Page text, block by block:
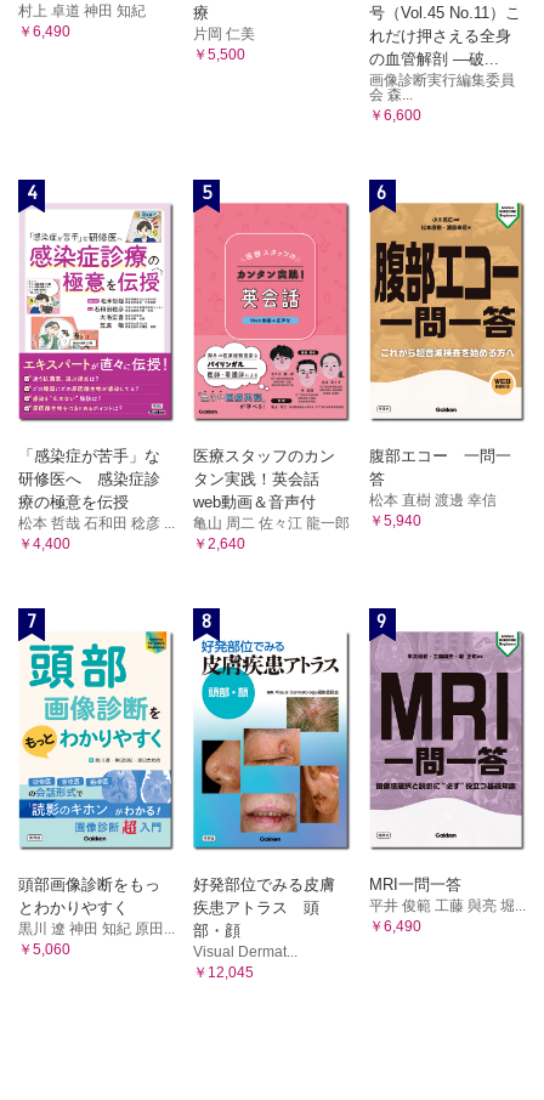
村上 卓道 神田 知紀
￥6,490
療
片岡 仁美
￥5,500
号（Vol.45 No.11）こ
れだけ押さえる全身
の血管解剖 ―破...
画像診断実行編集委員
会 森...
￥6,600
4
「感染症が苦手」な
研修医へ 感染症診
療の極意を伝授
松本 哲哉 石和田 稔彦 ...
￥4,400
5
医療スタッフのカン
タン実践！英会話
web動画＆音声付
亀山 周二 佐々江 龍一郎
￥2,640
6
腹部エコー 一問一
答
松本 直樹 渡邊 幸信
￥5,940
7
頭部画像診断をもっ
とわかりやすく
黒川 遼 神田 知紀 原田...
￥5,060
8
好発部位でみる皮膚
疾患アトラス 頭
部・顔
Visual Dermat...
￥12,045
9
MRI一問一答
平井 俊範 工藤 與亮 堀...
￥6,490